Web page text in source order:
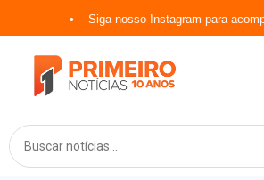
Siga nosso Instagram para